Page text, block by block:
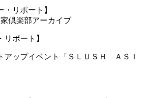
倶楽部アーカイブ
リポート】
アップイベント「ＳＬＵＳＨ ＡＳＩ